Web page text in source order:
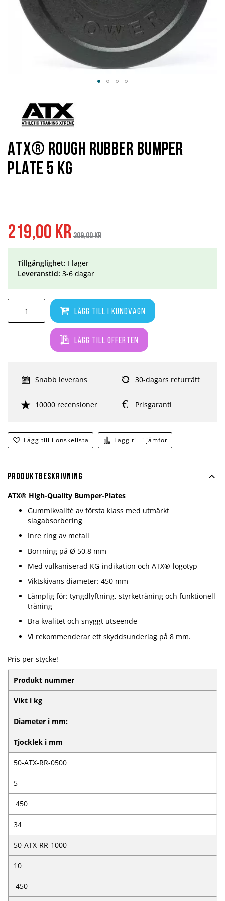
Specialpris
219,00 kr pris
309,00 kr
Lägg till i kundvagn
Lägg till offerten
Lägg till i önskelista Lägg till i jämför
Tillgänglighet: I lager
Leveranstid: 3-6 dagar
Snabb leverans 30-dagars returrätt
10000 recensioner Prisgaranti
ATX® Rough Rubber Bumper
Plate 5 kg
början
bildgalleriet
Produktbeskrivning
ATX® High-Quality Bumper-Plates
Gummikvalité av första klass med utmärkt
slagabsorbering
Inre ring av metall
Borrning på Ø 50,8 mm
Med vulkaniserad KG-indikation och ATX®-logotyp
Viktskivans diameter: 450 mm
Lämplig för: tyngdlyftning, styrketräning och funktionell
träning
Bra kvalitet och snyggt utseende
Vi rekommenderar ett skyddsunderlag på 8 mm.
Pris per stycke!
Produkt nummer
Vikt i kg
Diameter i mm:
Tjocklek i mm
50-ATX-RR-0500
5
450
34
50-ATX-RR-1000
10
450